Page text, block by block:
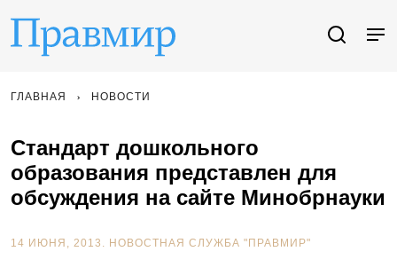
ГЛАВНАЯ НОВОСТИ
Стандарт дошкольного
образования представлен для
обсуждения на сайте Минобрнауки
14 ИЮНЯ, 2013. НОВОСТНАЯ СЛУЖБА "ПРАВМИР"